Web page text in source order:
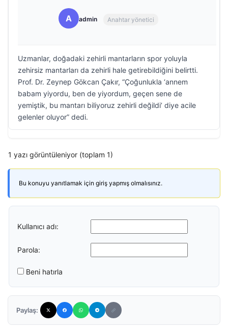
A admin Anahtar yönetici
Uzmanlar, doğadaki zehirli mantarların spor yoluyla
zehirsiz mantarları da zehirli hale getirebildiğini belirtti.
Prof. Dr. Zeynep Gökcan Çakır, “Çoğunlukla ‘annem
babam yiyordu, ben de yiyordum, geçen sene de
yemiştik, bu mantarı biliyoruz zehirli değildi’ diye acile
gelenler oluyor” dedi.
1 yazı görüntüleniyor (toplam 1)
Bu konuyu yanıtlamak için giriş yapmış olmalısınız.
Kullanıcı adı:
Parola:
Beni hatırla
Paylaş: